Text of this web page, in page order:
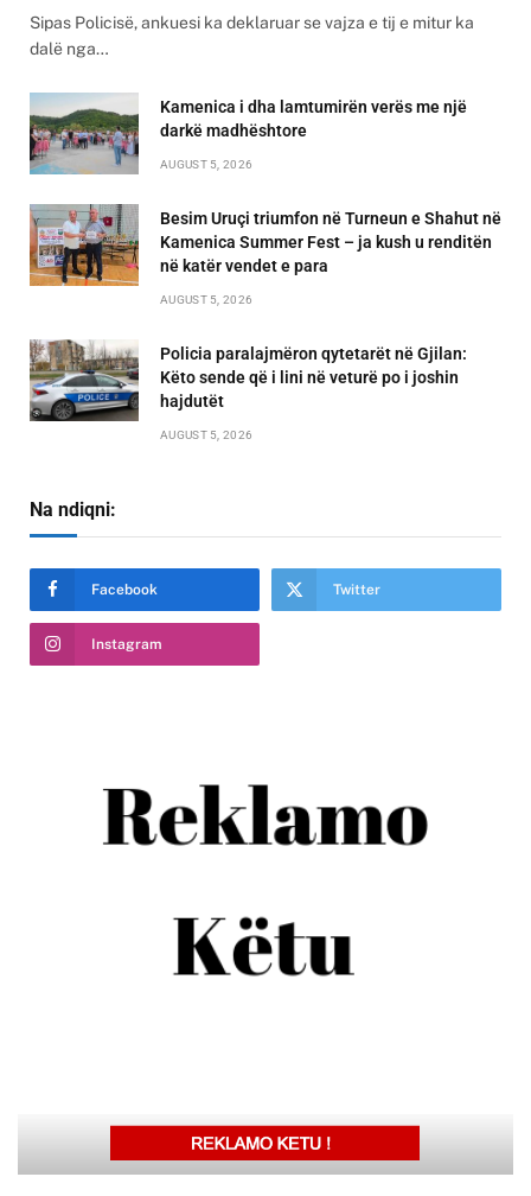
Sipas Policisë, ankuesi ka deklaruar se vajza e tij e mitur ka
dalë nga…
Kamenica i dha lamtumirën verës me një
darkë madhështore
AUGUST 5, 2026
Besim Uruçi triumfon në Turneun e Shahut në
Kamenica Summer Fest – ja kush u renditën
në katër vendet e para
AUGUST 5, 2026
Policia paralajmëron qytetarët në Gjilan:
Këto sende që i lini në veturë po i joshin
hajdutët
AUGUST 5, 2026
Na ndiqni:
Facebook Twitter
Instagram